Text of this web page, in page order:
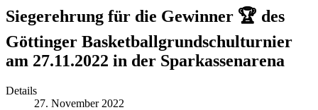
Siegerehrung für die Gewinner 🏆 des
Göttinger Basketballgrundschulturnier
am 27.11.2022 in der Sparkassenarena
Details
27. November 2022